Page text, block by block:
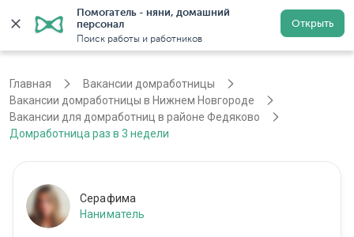
Помогатель - няни, домашний
персонал
Поиск работы и работников
Открыть
Нижний Новгород Регистрация
Главная
Вакансии домработницы
Вакансии домработницы в Нижнем Новгороде
Вакансии для домработниц в районе Федяково
Домработница раз в 3 недели
Серафима
Наниматель